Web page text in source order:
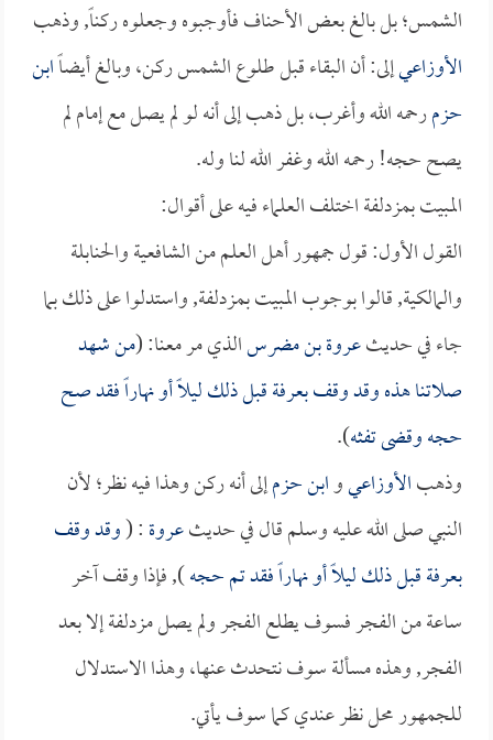
الشمس؛ بل بالغ بعض الأحناف فأوجبوه وجعلوه ركناً, وذهب
الأوزاعيإلى: أن البقاء قبل طلوع الشمس ركن، وبالغ أيضاًابن
حزمرحمه الله وأغرب، بل ذهب إلى أنه لو لم يصل مع إمام لم
يصح حجه! رحمه الله وغفر الله لنا وله.
المبيت بمزدلفة اختلف العلماء فيه على أقوال:
القول الأول: قول جمهور أهل العلم من الشافعية والحنابلة
والمالكية, قالوا بوجوب المبيت بمزدلفة, واستدلوا على ذلك بما
جاء في حديثعروة بن مضرسالذي مر معنا: (من شهد
صلاتنا هذه وقد وقف بعرفة قبل ذلك ليلاً أو نهاراً فقد صح
حجه وقضى تفثه).
وذهبالأوزاعيوابن حزمإلى أنه ركن وهذا فيه نظر؛ لأن
النبي صلى الله عليه وسلم قال في حديثعروة: (وقد وقف
بعرفة قبل ذلك ليلاً أو نهاراً فقد تم حجه), فإذا وقف آخر
ساعة من الفجر فسوف يطلع الفجر ولم يصل مزدلفة إلا بعد
الفجر, وهذه مسألة سوف نتحدث عنها، وهذا الاستدلال
للجمهور محل نظر عندي كما سوف يأتي.